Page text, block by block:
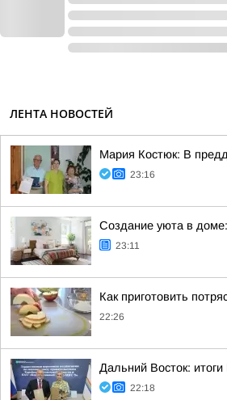
ЛЕНТА НОВОСТЕЙ
Мария Костюк: В
23:16
Создание уюта в
23:11
Как приготовить
22:26
Дальний Восток:
22:18